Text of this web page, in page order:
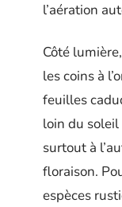
l’aération
Côté
les coins à
feuilles
loin du
surtout à
floraison.
espèces